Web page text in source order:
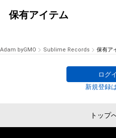
保有アイテム
Adam byGMO Sublime Records 保有ア
ログ
新規登録
トップ